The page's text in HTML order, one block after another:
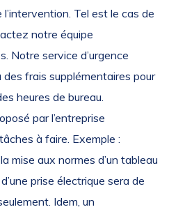
Tel est le cas de
notre équipe
Notre service d’urgence
frais supplémentaires pour
heures de bureau.
par l’entreprise
à faire. Exemple :
mise aux normes d’un tableau
prise électrique sera de
Idem, un